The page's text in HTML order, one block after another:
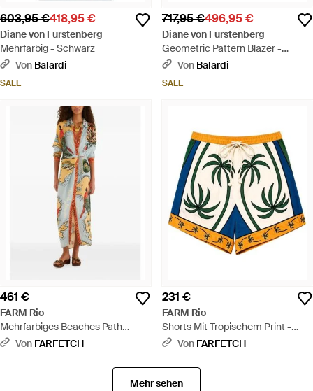
603,95 €418,95 €
Diane von Furstenberg
Mehrfarbig - Schwarz
Von Balardi
SALE
717,95 €496,95 €
Diane von Furstenberg
Geometric Pattern Blazer -
Schwarz
Von Balardi
SALE
461 €
FARM Rio
Mehrfarbiges Beaches Path
Maxikleid Mit Kragen - Blau
Von FARFETCH
231 €
FARM Rio
Shorts Mit Tropischem Print -
WeißVon FARFETCH
Mehr sehen